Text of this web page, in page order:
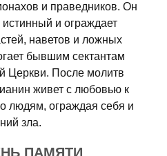
и праведников. Он
и ограждает
наветов и ложных
бывшим сектантам
Церкви. После молитв
живет с любовью к
людям, ограждая себя и
зла.
ПАМЯТИ